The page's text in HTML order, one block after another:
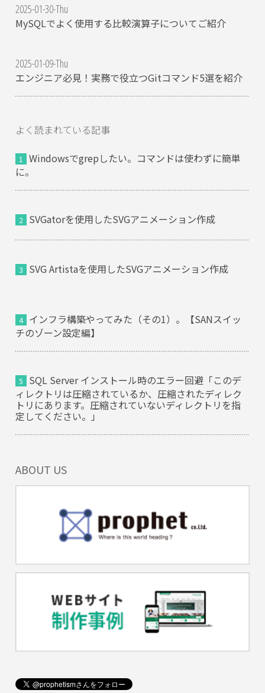
2025-01-30-Thu
MySQLでよく使用する比較演算子についてご紹介
2025-01-09-Thu
エンジニア必見！実務で役立つGitコマンド5選を紹介
よく読まれている記事
Windowsでgrepしたい。コマンドは使わずに簡単
に。
SVGatorを使用したSVGアニメーション作成
SVG Artistaを使用したSVGアニメーション作成
インフラ構築やってみた（その1）。【SANスイッ
チのゾーン設定編】
SQL Server インストール時のエラー回避「このデ
ィレクトリは圧縮されているか、圧縮されたディレク
トリにあります。圧縮されていないディレクトリを指
定してください。」
ABOUT US